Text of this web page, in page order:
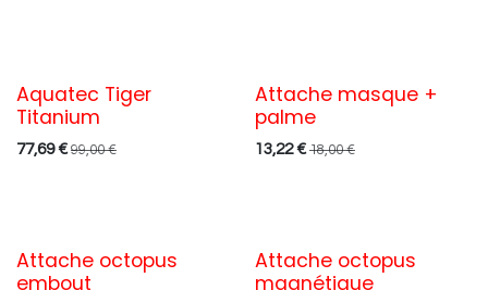
Aquatec Tiger
Titanium
77,69€ 99,00€
Attache masque +
palme
13,22€ 18,00€
Attache octopus
embout
Attache octopus
magnétique